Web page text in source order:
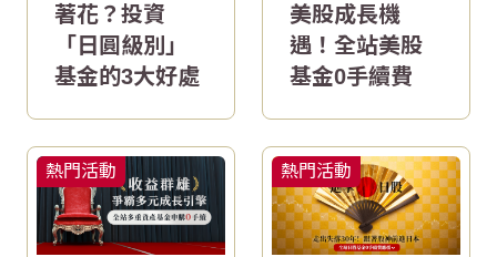
著花？投資
「日圓級別」
基金的3大好處
美股成長機
遇！全站美股
基金0手續費
熱門活動 熱門活動